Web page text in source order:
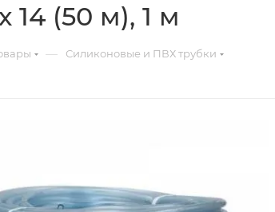
(50 м), 1 м
— Силиконовые и ПВХ трубки